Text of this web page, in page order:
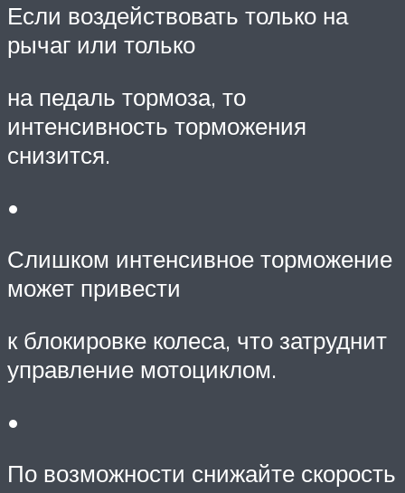
Если воздействовать только на
рычаг или только
на педаль тормоза, то
интенсивность торможения
снизится.
•
Слишком интенсивное торможение
может привести
к блокировке колеса, что затруднит
управление мотоциклом.
•
По возможности снижайте скорость